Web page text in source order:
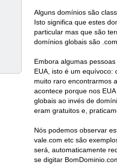
Alguns domínios são
Isto significa que estes
particular mas que são
domínios globais são
Embora algumas
EUA, isto é um equívoco:
muito raro encontrarmos
acontece porque nos
globais ao invés de
eram gratuitos e,
Nós podemos observar
vale.com etc são
será, automaticamente
se digitar